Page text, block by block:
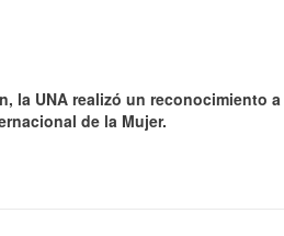
la UNA realizó un reconocimiento
de la Mujer.